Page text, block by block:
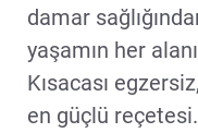
damar
yaşamın her
Kısacası
en güçlü reçetesi.